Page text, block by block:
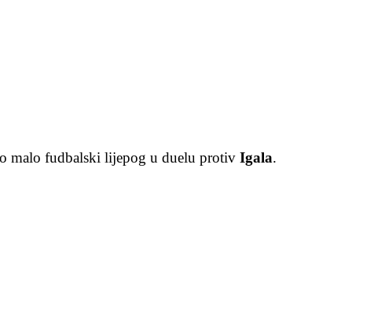
malo fudbalski lijepog u duelu protiv Igala.